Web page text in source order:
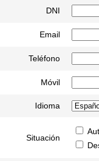
DNI
Email
Teléfono
Móvil
Idioma
Situación